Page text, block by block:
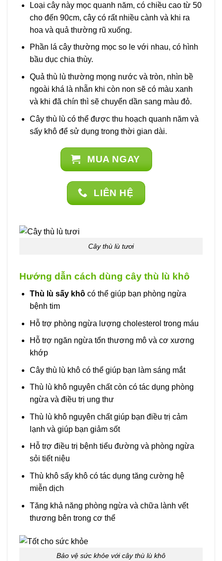
Loại cây này mọc quanh năm, có chiều cao từ 50
cho đến 90cm, cây có rất nhiều cành và khi ra
hoa và quả thường rũ xuống.
Phần lá cây thường mọc so le với nhau, có hình
bầu dục chia thùy.
Quả thù lù thường mọng nước và tròn, nhìn bề
ngoài khá là nhẵn khi còn non sẽ có màu xanh
và khi đã chín thì sẽ chuyển dần sang màu đỏ.
Cây thù lù có thể được thu hoạch quanh năm và
sấy khô để sử dụng trong thời gian dài.
MUA NGAY
LIÊN HỆ
Cây thù lù tươi
Hướng dẫn cách dùng cây thù lù khô
Thù lù sấy khô có thể giúp bạn phòng ngừa
bệnh tim
Hỗ trợ phòng ngừa lượng cholesterol trong máu
Hỗ trợ ngăn ngừa tổn thương mô và cơ xương
khớp
Cây thù lù khô có thể giúp bạn làm sáng mắt
Thù lù khô nguyên chất còn có tác dụng phòng
ngừa và điều trị ung thư
Thù lù khô nguyên chất giúp bạn điều trị cảm
lạnh và giúp bạn giảm sốt
Hỗ trợ điều trị bệnh tiểu đường và phòng ngừa
sỏi tiết niệu
Thù khô sấy khô có tác dụng tăng cường hệ
miễn dịch
Tăng khả năng phòng ngừa và chữa lành vết
thương bên trong cơ thể
Bảo vệ sức khỏe với cây thù lù khô